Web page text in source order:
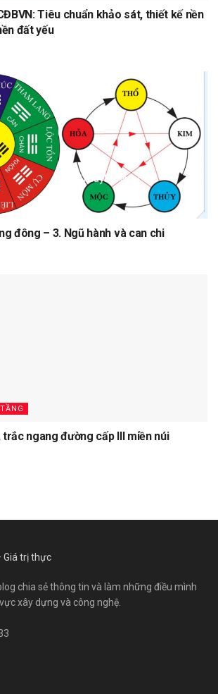
Tiêu chuẩn khảo sát, thiết kế nền
đất yếu
đông – 3. Ngũ hành và can chi
trắc ngang đường cấp III miền núi
chia sẻ thông tin và làm những điều mình
xây dựng và công nghệ.